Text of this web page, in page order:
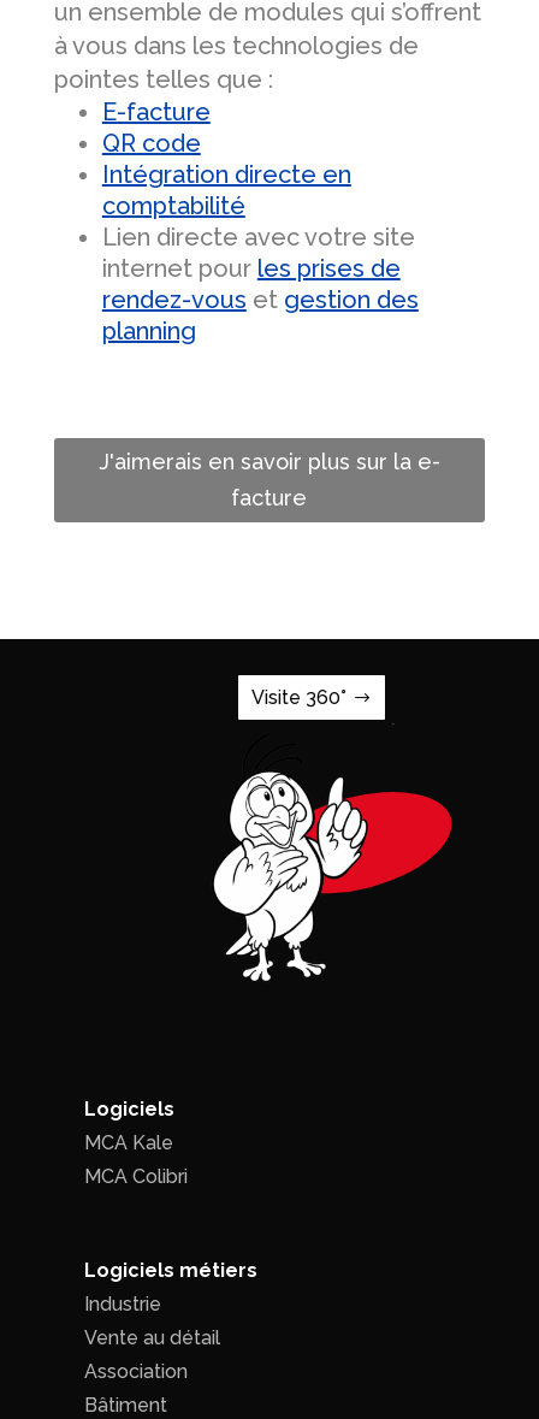
un ensemble de modules qui s’offrent
à vous dans les technologies de
pointes telles que :
E-facture
QR code
Intégration directe en
comptabilité
Lien directe avec votre site
internet pour les prises de
rendez-vous et gestion des
planning
J'aimerais en savoir plus sur la e-
facture
Visite 360°
Logiciels
MCA Kale
MCA Colibri
Logiciels métiers
Industrie
Vente au détail
Association
Bâtiment